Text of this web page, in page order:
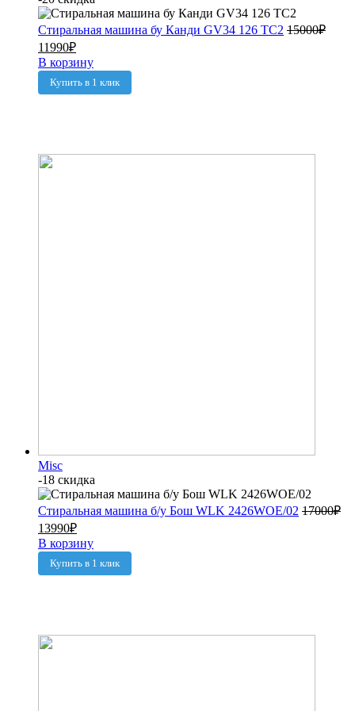
Стиральная машина бу Канди GV34 126 TC2 15000₽
11990₽
В корзину
Купить в 1 клик
Misc
-18 скидка
Стиральная машина б/у Бош WLK 2426WOE/02 17000₽
13990₽
В корзину
Купить в 1 клик